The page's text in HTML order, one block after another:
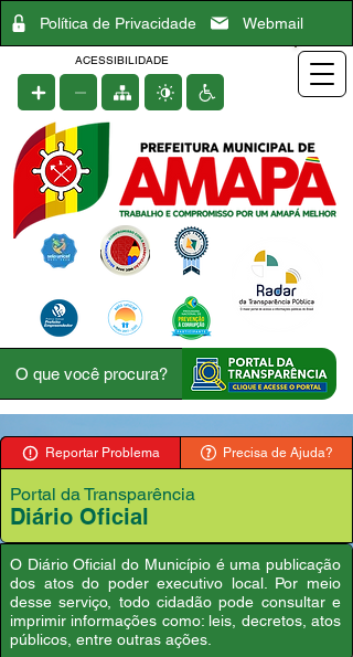
Política de Privacidade Webmail
ACESSIBILIDADE
Reportar Problema Precisa de Ajuda?
Portal da Transparência
Diário Oficial
O Diário Oficial do Município é uma publicação
dos atos do poder executivo local. Por meio
desse serviço, todo cidadão pode consultar e
imprimir informações como: leis, decretos, atos
públicos, entre outras ações.